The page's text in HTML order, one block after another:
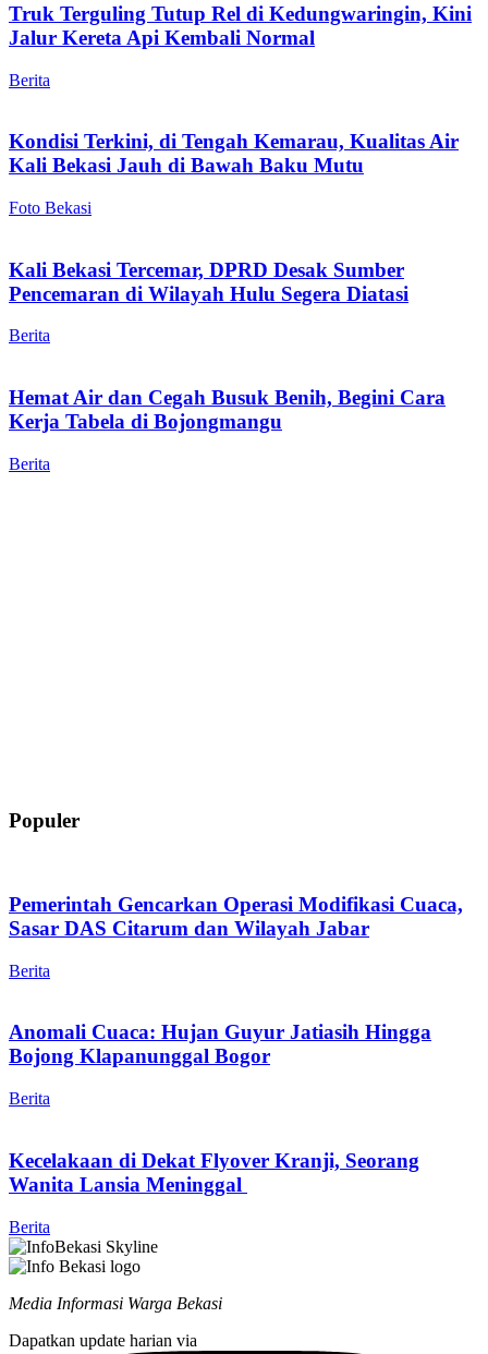
Truk Terguling Tutup Rel di Kedungwaringin, Kini
Jalur Kereta Api Kembali Normal
Berita
Kondisi Terkini, di Tengah Kemarau, Kualitas Air
Kali Bekasi Jauh di Bawah Baku Mutu
Foto Bekasi
Kali Bekasi Tercemar, DPRD Desak Sumber
Pencemaran di Wilayah Hulu Segera Diatasi
Berita
Hemat Air dan Cegah Busuk Benih, Begini Cara
Kerja Tabela di Bojongmangu
Berita
Populer
Pemerintah Gencarkan Operasi Modifikasi Cuaca,
Sasar DAS Citarum dan Wilayah Jabar
Berita
Anomali Cuaca: Hujan Guyur Jatiasih Hingga
Bojong Klapanunggal Bogor
Berita
Kecelakaan di Dekat Flyover Kranji, Seorang
Wanita Lansia Meninggal
Berita
Media Informasi Warga Bekasi
Dapatkan update harian via